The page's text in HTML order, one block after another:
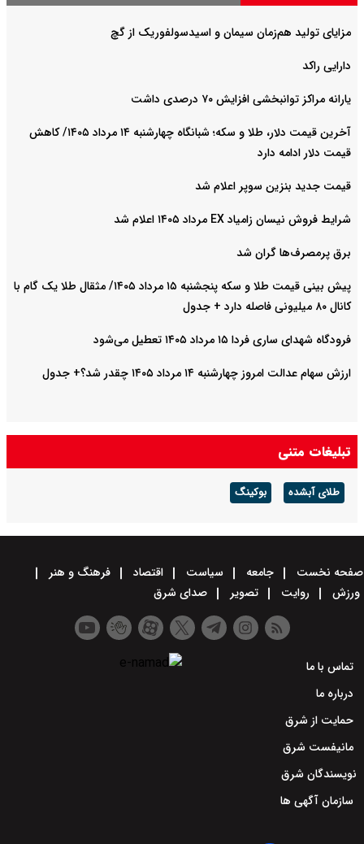
مزایای تولید هم‌زمان سیمان و اسیدسولفوریک از گچ
دارایی راکد
یارانه مراکز توانبخشی افزایش ۷۰ درصدی داشت
آخرین قیمت دلار، طلا و سکه؛ شبانگاه چهارشنبه ۱۴ مرداد ۱۴۰۵/ کاهش
قیمت دلار ادامه دارد
قیمت جدید بنزین سوپر اعلام شد
شرایط فروش نیسان زامیاد EX مرداد ۱۴۰۵ اعلام شد
برق پرمصرف‌ها گران شد
پیش‌ بینی قیمت طلا و سکه پنجشنبه ۱۵ مرداد ۱۴۰۵/ مثقال طلا یک گام با
کانال ۸۰ میلیونی فاصله دارد + جدول
فرودگاه شهدای ساری فردا ۱۵ مرداد ۱۴۰۵ تعطیل می‌شود
ارزش سهام عدالت امروز چهارشنبه ۱۴ مرداد ۱۴۰۵ چقدر شد؟+ جدول
تبلیغات متنی
طلای آبشده بوکینگ
صفحه نخست جامعه سیاست اقتصاد
فرهنگ و هنر
ورزش
روایت تصویر صدای شرق
تماس با ما
درباره ما
حمایت از شرق
مانیفست شرق
نویسندگان شرق
سازمان آگهی ها